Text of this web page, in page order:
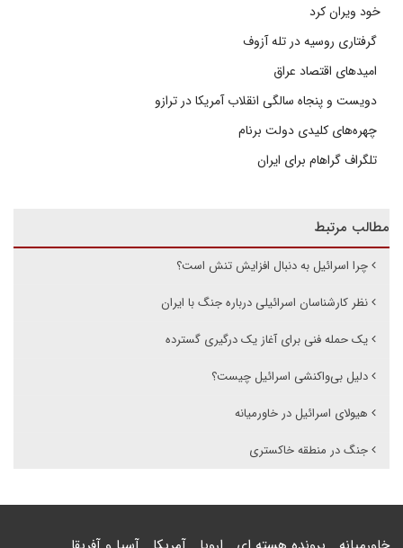
خود ویران کرد
گرفتاری روسیه در تله آزوف
امیدهای اقتصاد عراق
دویست و پنجاه سالگی انقلاب آمریکا در ترازو
چهره‌های کلیدی دولت برنام
تلگراف گراهام برای ایران
مطالب مرتبط
چرا اسرائیل به دنبال افزایش تنش است؟
نظر کارشناسان اسرائیلی درباره جنگ با ایران
یک حمله فنی برای آغاز یک درگیری گسترده
دلیل بی‌واکنشی اسرائیل چیست؟
هیولای اسرائیل در خاورمیانه
جنگ در منطقه خاکستری